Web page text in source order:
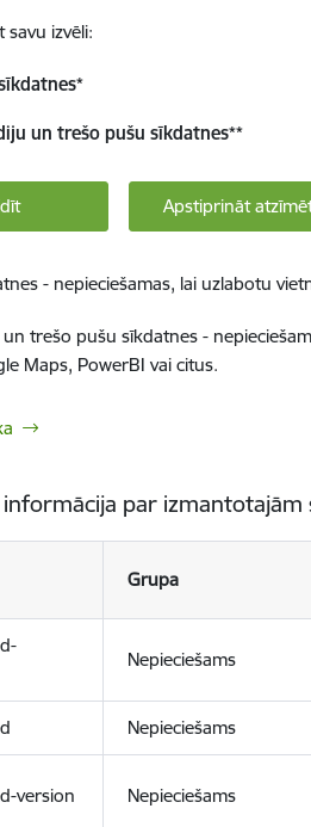
savu izvēli:
*
un trešo pušu sīkdatnes**
Apstiprināt
- nepieciešamas, lai uzlabotu
trešo pušu sīkdatnes -
Maps, PowerBI vai citus.
par izmantotajām
Grupa
Nepieciešams
Nepieciešams
version Nepieciešams